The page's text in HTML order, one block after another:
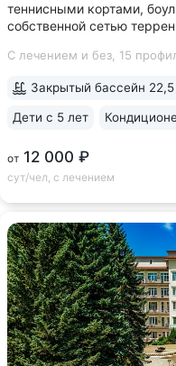
теннисными кортами,
собственной сетью
домиком, лодочной
С лечением и без, 15
от 12 000 ₽
сут/чел, с лечением
Закрытый бассейн
Дети с 5 лет